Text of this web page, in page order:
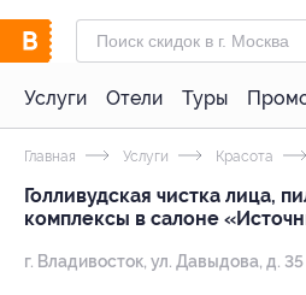
Услуги Отели Туры
Главная Услуги Красота
Голливудская чистка лица,
комплексы в салоне
г. Владивосток, ул. Давыдова, д. 35